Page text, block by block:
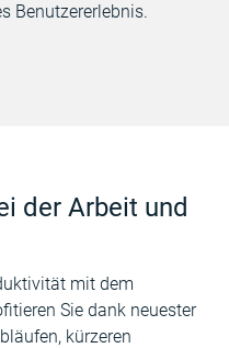
Benutzererlebnis.
der Arbeit und
mit dem
Sie dank neuester
kürzeren